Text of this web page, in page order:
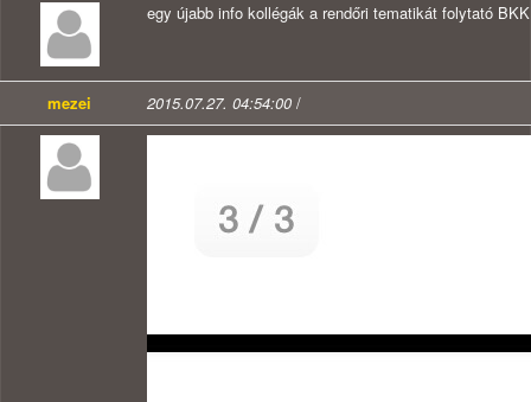
egy újabb info kollégák a rendőri tematikát folytató
mezei 2015.07.27. 04:54:00 /